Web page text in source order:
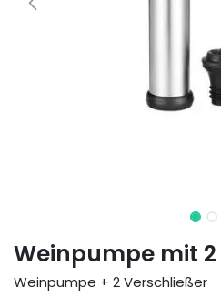
Weinpumpe mit
Weinpumpe + 2 Verschließer